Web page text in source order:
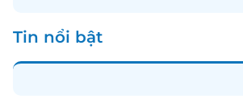
Tin nổi bật